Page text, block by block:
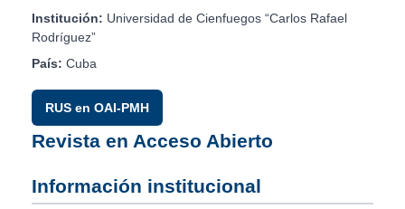
Institución: Universidad de Cienfuegos “Carlos Rafael
Rodríguez”
País: Cuba
RUS en OAI-PMH
Revista en Acceso Abierto
Información institucional